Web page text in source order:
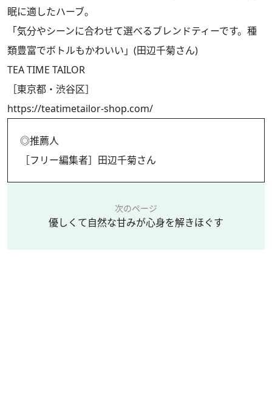
眠に適したハーブ。
「気分やシーンに合わせて選べるブレンドティーです。種
類豊富でボトルもかわいい」(田辺千菊さん)
TEA TIME TAILOR
［東京都・渋谷区］
https://teatimetailor-shop.com/
◎推薦人
［フリー編集者］田辺千菊さん
次のページ
優しくて自然な甘みが心身を解きほぐす